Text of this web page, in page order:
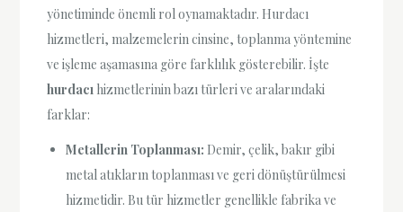
yönetiminde önemli rol oynamaktadır. Hurdacı
hizmetleri, malzemelerin cinsine, toplanma yöntemine
ve işleme aşamasına göre farklılık gösterebilir. İşte
hurdacı hizmetlerinin bazı türleri ve aralarındaki
farklar:
Metallerin Toplanması: Demir, çelik, bakır gibi
metal atıkların toplanması ve geri dönüştürülmesi
hizmetidir. Bu tür hizmetler genellikle fabrika ve